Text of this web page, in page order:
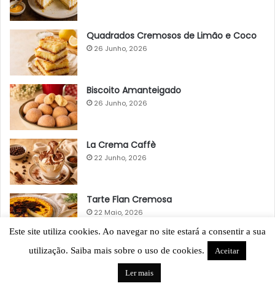
Quadrados Cremosos de Limão e Coco
26 Junho, 2026
Biscoito Amanteigado
26 Junho, 2026
La Crema Caffè
22 Junho, 2026
Tarte Flan Cremosa
22 Maio, 2026
Este site utiliza cookies. Ao navegar no site estará a consentir a sua
utilização. Saiba mais sobre o uso de cookies.
Aceitar
Ler mais